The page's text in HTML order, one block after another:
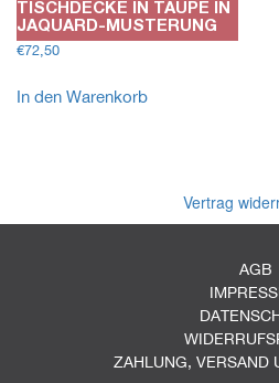
TISCHDECKE IN TAUPE IN
JAQUARD-MUSTERUNG
€72,50
In den Warenkorb
Vertrag
AGB
ZAHLUNG, VERSAND